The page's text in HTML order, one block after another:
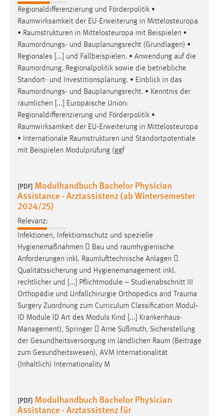
Regionaldifferenzierung und Förderpolitik •
Raumwirksamkeit der EU-Erweiterung in Mittelosteuropa
• Raumstrukturen in Mittelosteuropa mit Beispielen •
Raumordnungs- und Bauplanungsrecht (Grundlagen) •
Regionales [...] und Fallbeispielen. • Anwendung auf die
Raumordnung, Regionalpolitik sowie die betriebliche
Standort- und Investitionsplanung. • Einblick in das
Raumordnungs- und Bauplanungsrecht. • Kenntnis der
räumlichen [...] Europäische Union:
Regionaldifferenzierung und Förderpolitik •
Raumwirksamkeit der EU-Erweiterung in Mittelosteuropa
• Internationale Raumstrukturen und Standortpotentiale
mit Beispielen Modulprüfung (ggf
[PDF] Modulhandbuch Bachelor Physician
Assistance - Arztassistenz (ab Wintersemester
2024/25)
Relevanz:
Infektionen, Infektionsschutz und spezielle
Hygienemaßnahmen  Bau und raumhygienische
Anforderungen inkl. Raumlufttechnische Anlagen 
Qualitätssicherung und Hygienemanagement inkl.
rechtlicher und [...] Pflichtmodule – Studienabschnitt III
Orthopädie und Unfallchirurgie Orthopedics and
Trauma
Surgery Zuordnung zum Curriculum Classification Modul‐
ID Module ID Art des Moduls Kind [...] Krankenhaus-
Management), Springer  Arne Süßmuth, Sicherstellung
der Gesundheitsversorgung im ländlichen Raum (Beiträge
zum Gesundheitswesen), AVM Internationalität
(Inhaltlich) Internationality M
[PDF] Modulhandbuch Bachelor Physician
Assistance - Arztassistenz für